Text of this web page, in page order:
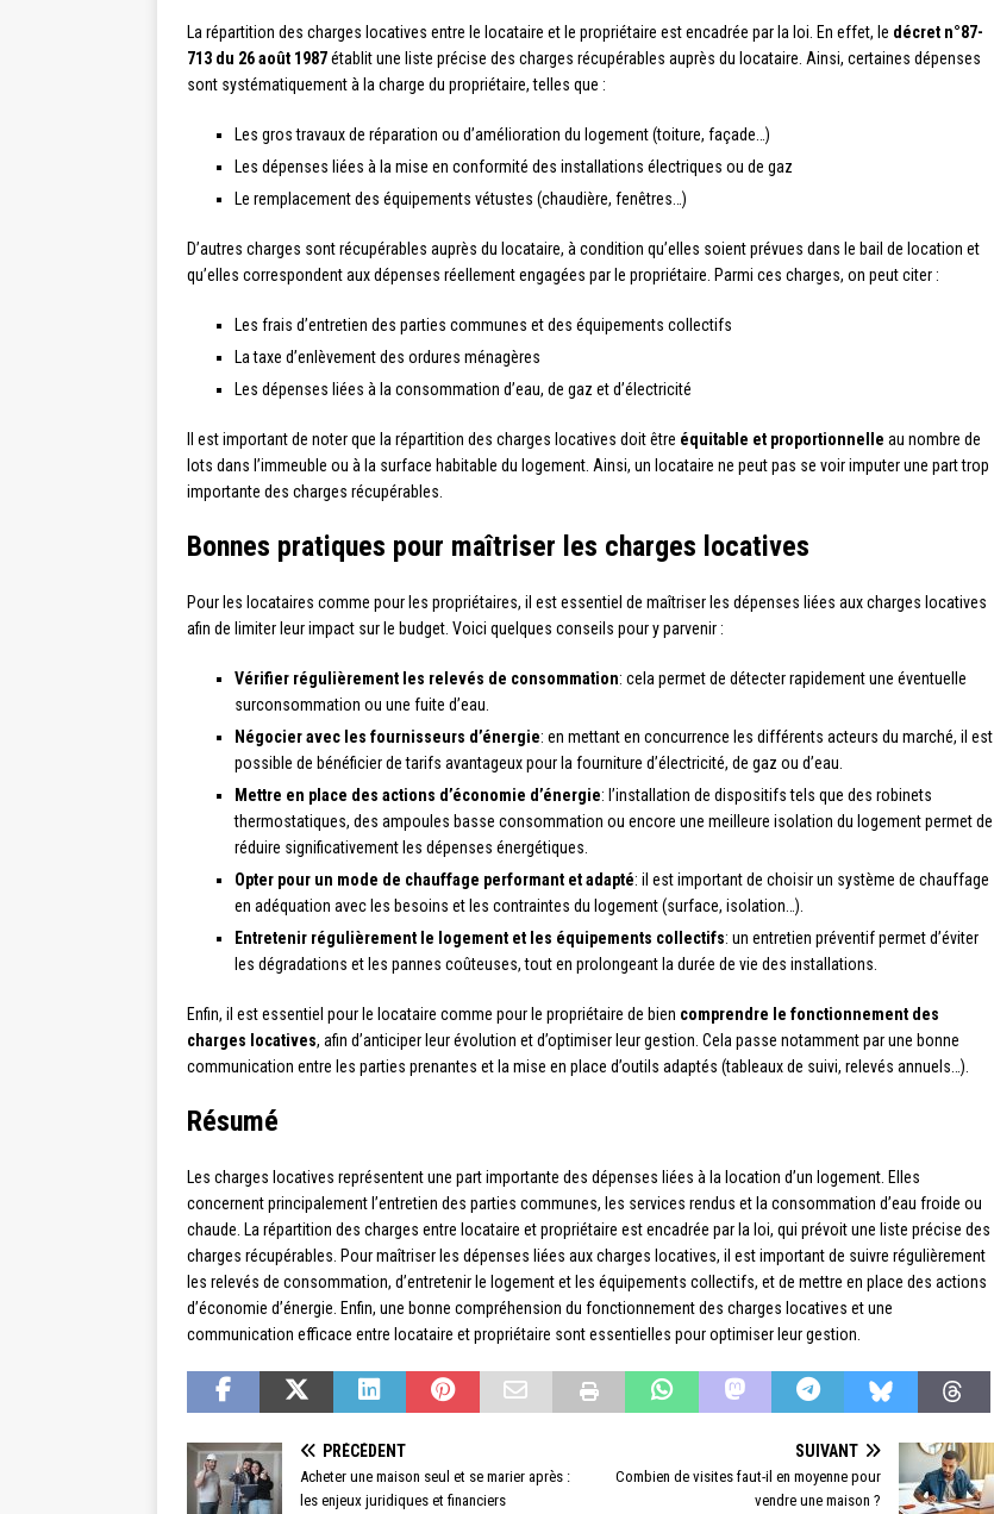
La répartition des charges locatives entre le locataire et le propriétaire est encadrée par la loi. En effet, le décret n°87-
713 du 26 août 1987établit une liste précise des charges récupérables auprès du locataire. Ainsi, certaines dépenses
sont systématiquement à la charge du propriétaire, telles que :
Les gros travaux de réparation ou d’amélioration du logement (toiture, façade…)
Les dépenses liées à la mise en conformité des installations électriques ou de gaz
Le remplacement des équipements vétustes (chaudière, fenêtres…)
D’autres charges sont récupérables auprès du locataire, à condition qu’elles soient prévues dans le bail de location et
qu’elles correspondent aux dépenses réellement engagées par le propriétaire. Parmi ces charges, on peut citer :
Les frais d’entretien des parties communes et des équipements collectifs
La taxe d’enlèvement des ordures ménagères
Les dépenses liées à la consommation d’eau, de gaz et d’électricité
Il est important de noter que la répartition des charges locatives doit être équitable et proportionnelle au nombre de
lots dans l’immeuble ou à la surface habitable du logement. Ainsi, un locataire ne peut pas se voir imputer une part trop
importante des charges récupérables.
Bonnes pratiques pour maîtriser les charges locatives
Pour les locataires comme pour les propriétaires, il est essentiel de maîtriser les dépenses liées aux charges locatives
afin de limiter leur impact sur le budget. Voici quelques conseils pour y parvenir :
Vérifier régulièrement les relevés de consommation: cela permet de détecter rapidement une éventuelle
surconsommation ou une fuite d’eau.
Négocier avec les fournisseurs d’énergie: en mettant en concurrence les différents acteurs du marché, il est
possible de bénéficier de tarifs avantageux pour la fourniture d’électricité, de gaz ou d’eau.
Mettre en place des actions d’économie d’énergie: l’installation de dispositifs tels que des robinets
thermostatiques, des ampoules basse consommation ou encore une meilleure isolation du logement permet de
réduire significativement les dépenses énergétiques.
Opter pour un mode de chauffage performant et adapté: il est important de choisir un système de chauffage
en adéquation avec les besoins et les contraintes du logement (surface, isolation…).
Entretenir régulièrement le logement et les équipements collectifs: un entretien préventif permet d’éviter
les dégradations et les pannes coûteuses, tout en prolongeant la durée de vie des installations.
Enfin, il est essentiel pour le locataire comme pour le propriétaire de bien comprendre le fonctionnement des
charges locatives, afin d’anticiper leur évolution et d’optimiser leur gestion. Cela passe notamment par une bonne
communication entre les parties prenantes et la mise en place d’outils adaptés (tableaux de suivi, relevés annuels…).
Résumé
Les charges locatives représentent une part importante des dépenses liées à la location d’un logement. Elles
concernent principalement l’entretien des parties communes, les services rendus et la consommation d’eau froide ou
chaude. La répartition des charges entre locataire et propriétaire est encadrée par la loi, qui prévoit une liste précise des
charges récupérables. Pour maîtriser les dépenses liées aux charges locatives, il est important de suivre régulièrement
les relevés de consommation, d’entretenir le logement et les équipements collectifs, et de mettre en place des actions
d’économie d’énergie. Enfin, une bonne compréhension du fonctionnement des charges locatives et une
communication efficace entre locataire et propriétaire sont essentielles pour optimiser leur gestion.
PRÉCÉDENT
Acheter une maison seul et se marier après :
les enjeux juridiques et financiers
SUIVANT
Combien de visites faut-il en moyenne pour
vendre une maison ?